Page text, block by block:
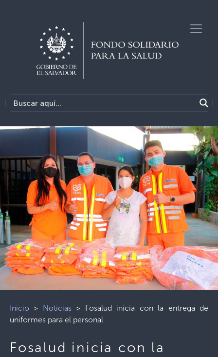
Inicio > Noticias> Fosalud inicia con la entrega de
uniformes para el personal
Fosalud inicia con la